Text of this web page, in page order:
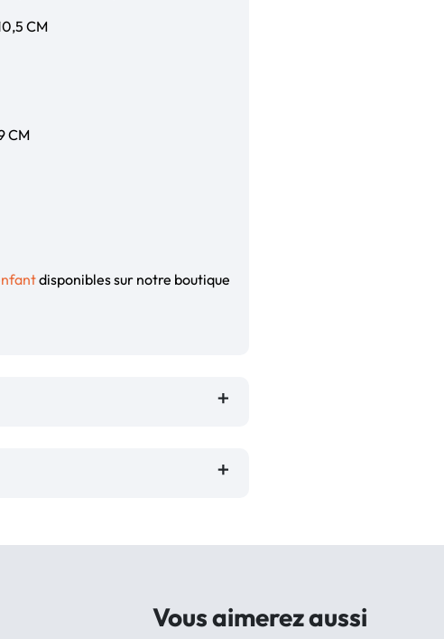
CM
CM
disponibles sur notre boutique
Vous aimerez aussi